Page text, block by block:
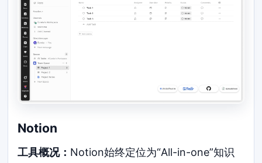
Notion
工具概况： Notion始终定位为“All-in-one”知识